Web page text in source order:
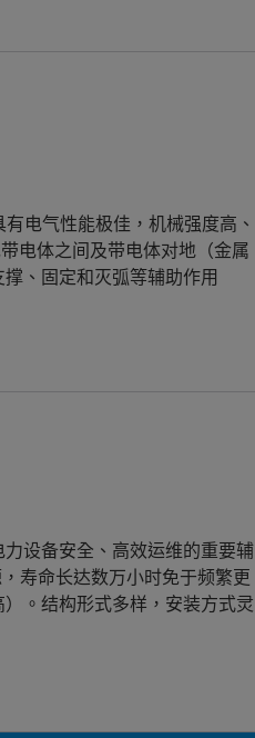
电气性能极佳，机械强度高、
电体之间及带电体对地（金属
、固定和灭弧等辅助作用
设备安全、高效运维的重要辅
寿命长达数万小时免于频繁更
。结构形式多样，安装方式灵